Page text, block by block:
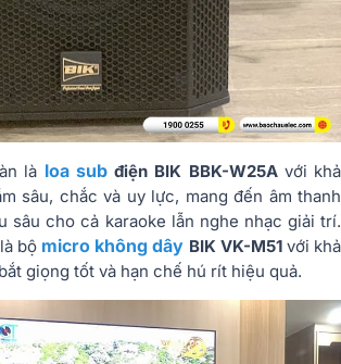
là loa subđiện BIK BBK-W25Avới khả
sâu, chắc và uy lực, mang đến âm thanh
sâu cho cả karaoke lẫn nghe nhạc giải trí.
bộ micro không dây BIK VK-M51với khả
giọng tốt và hạn chế hú rít hiệu quả.